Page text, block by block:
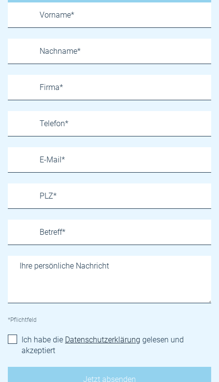
*Pflichtfeld
Ich habe die Datenschutzerklärung gelesen und
akzeptiert